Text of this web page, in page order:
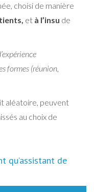
choisi de manière
et à l’insu de
formes (réunion,
aléatoire, peuvent
au choix de
qu’assistant de